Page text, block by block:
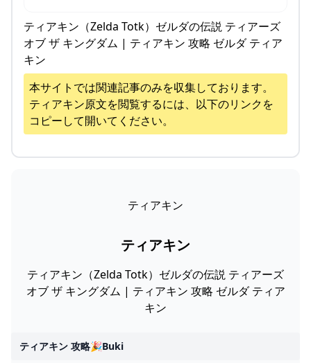
ティアキン（Zelda Totk）ゼルダの伝説 ティアーズ
オブ ザ キングダム | ティアキン 攻略 ゼルダ ティア
キン
本サイトでは関連記事のみを収集しております。
ティアキン原文を閲覧するには、以下のリンクを
コピーして開いてください。
ティアキン
ティアキン
ティアキン（Zelda Totk）ゼルダの伝説 ティアーズ
オブ ザ キングダム | ティアキン 攻略 ゼルダ ティア
キン
ティアキン 攻略🎉buki